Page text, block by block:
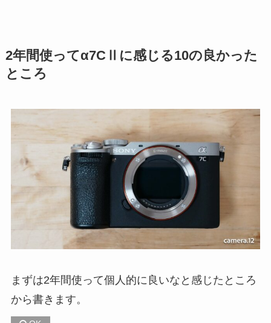
2年間使ってα7CⅡに感じる10の良かった
ところ
まずは2年間使って個人的に良いなと感じたところ
から書きます。